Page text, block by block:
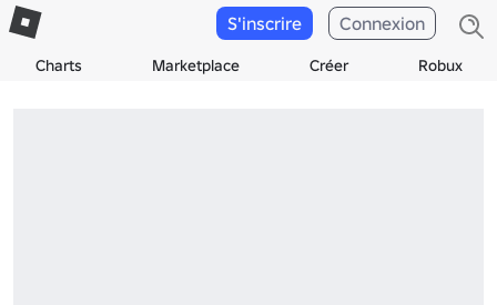
Charts Marketplace Créer Robux
S'inscrire Connexion